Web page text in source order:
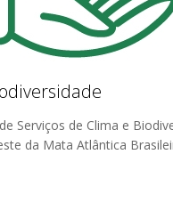
Serviços de Clima e
da Mata Atlântica